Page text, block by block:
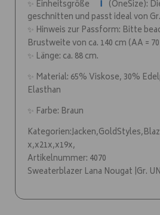
✨ Einheitsgröße
ℹ️ (OneSize):
geschnitten und passt ideal von Gr.
✨ Hinweis zur Passform: Bitte
Brustweite von ca. 140 cm (AA =
✨ Länge: ca. 88 cm.
✨ Material: 65% Viskose, 30%
Elasthan
✨ Farbe: Braun
x,x21x,x19x,
Artikelnummer: 4070
Sweaterblazer Lana Nougat |Gr.